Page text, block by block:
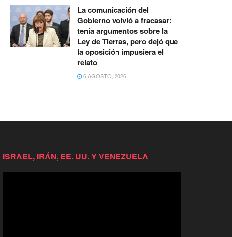
La comunicación del
Gobierno volvió a fracasar:
tenía argumentos sobre la
Ley de Tierras, pero dejó que
la oposición impusiera el
relato
6 AGOSTO, 2026
ISRAEL, IRÁN, EE. UU. Y VENEZUELA